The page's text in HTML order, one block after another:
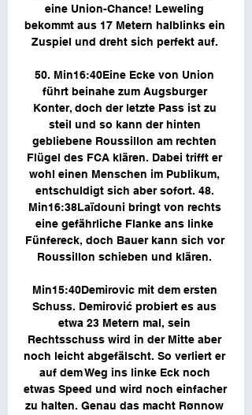
eine Union-Chance! Leweling
bekommt aus 17 Metern halblinks ein
Zuspiel und dreht sich perfekt auf.
50. Min16:40Eine Ecke von Union
führt beinahe zum Augsburger
Konter, doch der letzte Pass ist zu
steil und so kann der hinten
gebliebene Roussillon am rechten
Flügel des FCA klären. Dabei trifft er
wohl einen Menschen im Publikum,
entschuldigt sich aber sofort. 48.
Min16:38Laïdouni bringt von rechts
eine gefährliche Flanke ans linke
Fünfereck, doch Bauer kann sich vor
Roussillon schieben und klären.
Min15:40Demirovic mit dem ersten
Schuss. Demirović probiert es aus
etwa 23 Metern mal, sein
Rechtsschuss wird in der Mitte aber
noch leicht abgefälscht. So verliert er
auf dem Weg ins linke Eck noch
etwas Speed und wird noch einfacher
zu halten. Genau das macht Rønnow